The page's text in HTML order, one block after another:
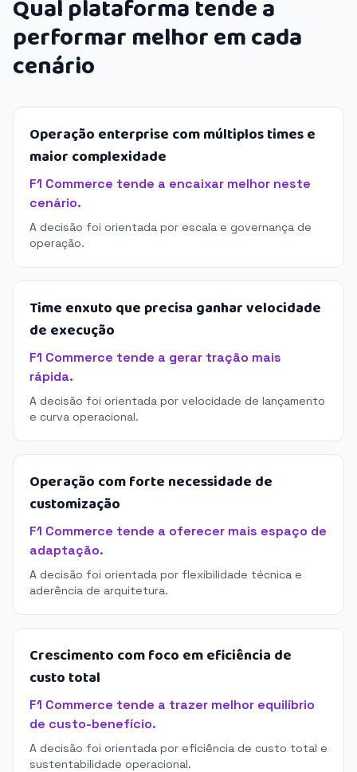
Qual plataforma tende a
performar melhor em cada
cenário
Operação enterprise com múltiplos times e
maior complexidade
F1 Commerce tende a encaixar melhor neste
cenário.
A decisão foi orientada por escala e governança de
operação.
Time enxuto que precisa ganhar velocidade
de execução
F1 Commerce tende a gerar tração mais
rápida.
A decisão foi orientada por velocidade de lançamento
e curva operacional.
Operação com forte necessidade de
customização
F1 Commerce tende a oferecer mais espaço de
adaptação.
A decisão foi orientada por flexibilidade técnica e
aderência de arquitetura.
Crescimento com foco em eficiência de
custo total
F1 Commerce tende a trazer melhor equilíbrio
de custo-benefício.
A decisão foi orientada por eficiência de custo total e
sustentabilidade operacional.